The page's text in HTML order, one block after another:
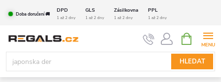
Doba doručení 🚚
DPD GLS Zásilkovna PPL
1 až 2 dny 1 až 2 dny 1 až 2 dny 1 až 2 dny
HLEDAT
NÁKUPNÍ
KOŠÍK